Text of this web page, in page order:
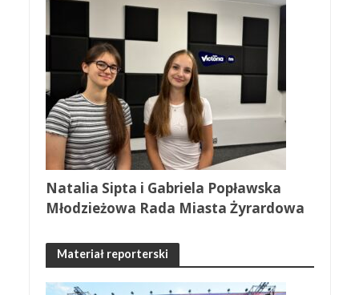
Natalia Sipta i Gabriela Popławska
Młodzieżowa Rada Miasta Żyrardowa
Materiał reporterski